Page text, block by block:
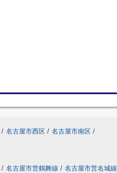
/ 名古屋市西区 / 名古屋市南区 /
/ 名古屋市営鶴舞線 / 名古屋市営名城線